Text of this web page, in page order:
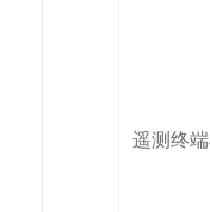
遥测终